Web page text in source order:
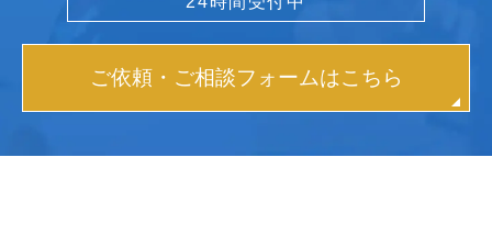
ご依頼・ご相談フォームはこちら